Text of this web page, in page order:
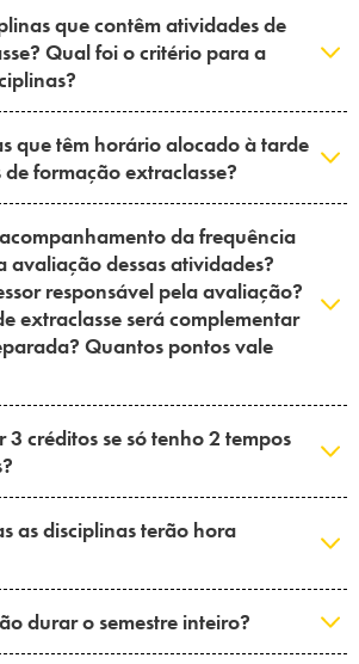
SOLICITE INFORMAÇÕES
LOGIN
que contêm atividades de
Qual foi o critério para a
que têm horário alocado à tarde
formação extraclasse?
da frequência
avaliação dessas atividades?
responsável pela avaliação?
extraclasse será complementar
Quantos pontos vale
créditos se só tenho 2 tempos
as disciplinas terão hora
durar o semestre inteiro?